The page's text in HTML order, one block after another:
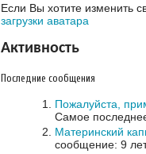
Если Вы хотите изменить
загрузки аватара
Активность
Последние сообщения
Пожалуйста,
Самое
Материнский
сообщение: 9